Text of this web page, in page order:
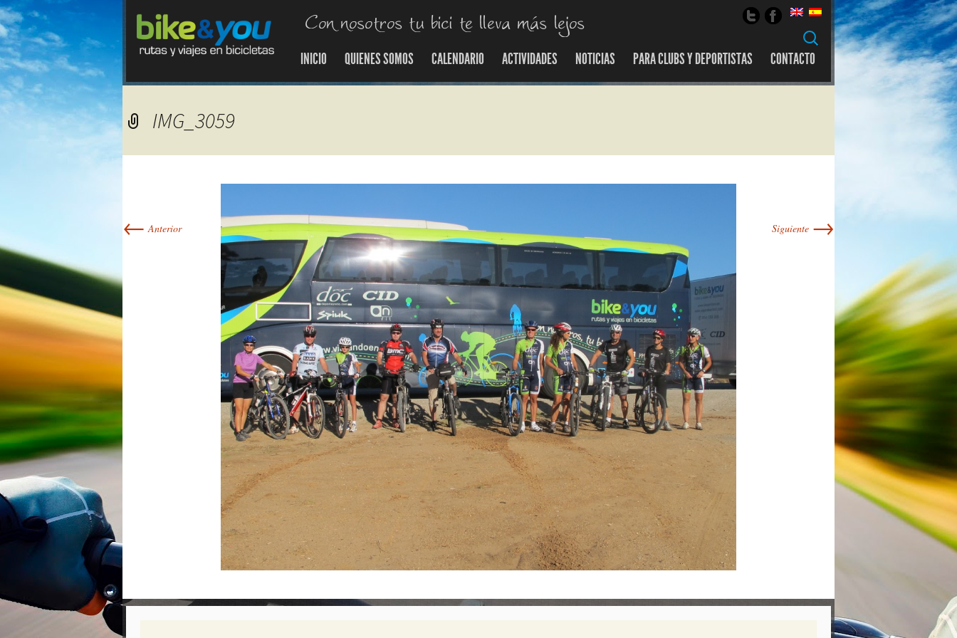
INICIO QUIENES SOMOS CALENDARIO ACTIVIDADES NOTICIAS PARA CLUBS Y DEPORTISTAS CONTACTO
Buscar:
IMG_3059
← Anterior Siguiente →